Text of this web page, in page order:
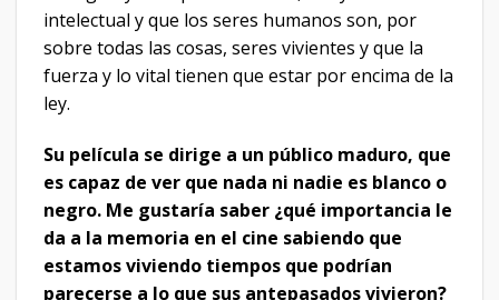
intelectual y que los seres humanos son, por
sobre todas las cosas, seres vivientes y que la
fuerza y lo vital tienen que estar por encima de la
ley.
Su película se dirige a un público maduro, que
es capaz de ver que nada ni nadie es blanco o
negro. Me gustaría saber ¿qué importancia le
da a la memoria en el cine sabiendo que
estamos viviendo tiempos que podrían
parecerse a lo que sus antepasados vivieron?